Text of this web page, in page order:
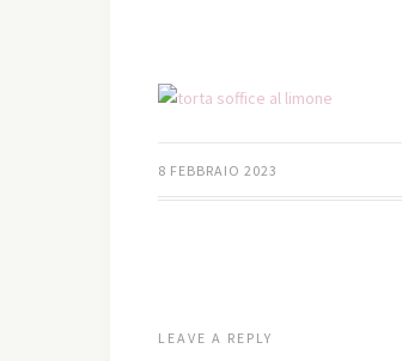
8 FEBBRAIO 2023
LEAVE A REPLY